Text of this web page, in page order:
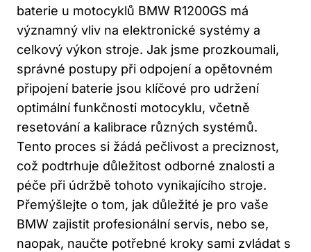
baterie u motocyklů BMW R1200GS má
významný vliv na elektronické systémy a
celkový výkon stroje. Jak jsme prozkoumali,
správné postupy při odpojení a opětovném
připojení baterie jsou klíčové pro udržení
optimální funkčnosti motocyklu, včetně
resetování a kalibrace různých systémů.
Tento proces si žádá pečlivost a preciznost,
což podtrhuje důležitost odborné znalosti a
péče při údržbě tohoto vynikajícího stroje.
Přemýšlejte o tom, jak důležité je pro vaše
BMW zajistit profesionální servis, nebo se,
naopak, naučte potřebné kroky sami zvládat s